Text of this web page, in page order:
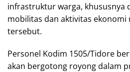
infrastruktur warga, khususnya
mobilitas dan aktivitas ekonomi
tersebut.
Personel Kodim 1505/Tidore
akan bergotong royong dalam